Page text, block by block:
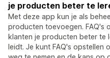
je producten beter te
Met deze app kun je als
producten toevoegen. FAQ's
klanten je producten beter te
leidt. Je kunt FAQ's opstellen